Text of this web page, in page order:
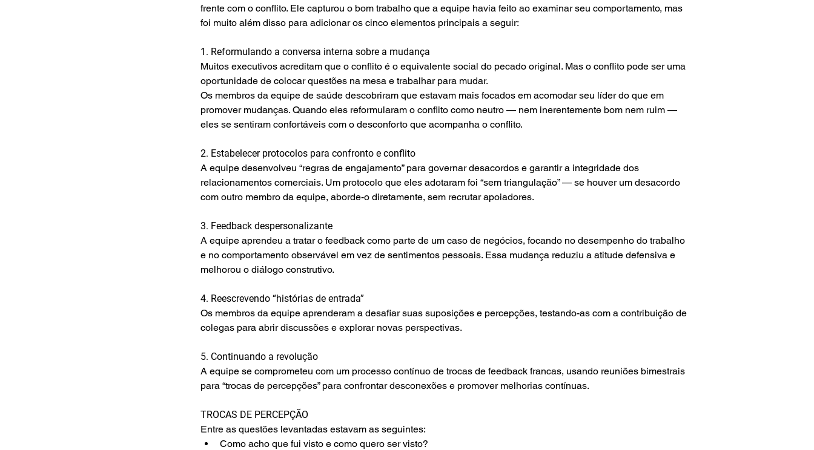
frente com o conflito. Ele capturou o bom trabalho que a equipe havia feito ao examinar seu comportamento, mas
foi muito além disso para adicionar os cinco elementos principais a seguir:
1. Reformulando a conversa interna sobre a mudança
Muitos executivos acreditam que o conflito é o equivalente social do pecado original. Mas o conflito pode ser uma
oportunidade de colocar questões na mesa e trabalhar para mudar.
Os membros da equipe de saúde descobriram que estavam mais focados em acomodar seu líder do que em
promover mudanças. Quando eles reformularam o conflito como neutro — nem inerentemente bom nem ruim —
eles se sentiram confortáveis com o desconforto que acompanha o conflito.
2. Estabelecer protocolos para confronto e conflito
A equipe desenvolveu “regras de engajamento” para governar desacordos e garantir a integridade dos
relacionamentos comerciais. Um protocolo que eles adotaram foi “sem triangulação” — se houver um desacordo
com outro membro da equipe, aborde-o diretamente, sem recrutar apoiadores.
3. Feedback despersonalizante
A equipe aprendeu a tratar o feedback como parte de um caso de negócios, focando no desempenho do trabalho
e no comportamento observável em vez de sentimentos pessoais. Essa mudança reduziu a atitude defensiva e
melhorou o diálogo construtivo.
4. Reescrevendo “histórias de entrada”
Os membros da equipe aprenderam a desafiar suas suposições e percepções, testando-as com a contribuição de
colegas para abrir discussões e explorar novas perspectivas.
5. Continuando a revolução
A equipe se comprometeu com um processo contínuo de trocas de feedback francas, usando reuniões bimestrais
para “trocas de percepções” para confrontar desconexões e promover melhorias contínuas.
TROCAS DE PERCEPÇÃO
Entre as questões levantadas estavam as seguintes:
Como acho que fui visto e como quero ser visto?